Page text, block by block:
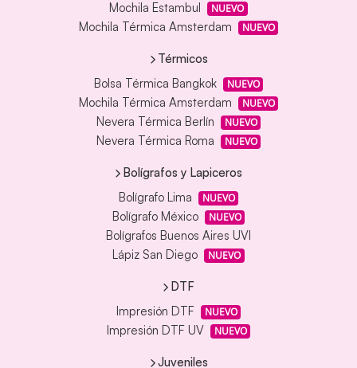
Mochila Estambul NUEVO
Mochila Térmica Amsterdam NUEVO
Térmicos
Bolsa Térmica Bangkok
NUEVO
Mochila Térmica Amsterdam NUEVO
Nevera Térmica Berlín NUEVO
Nevera Térmica Roma NUEVO
Bolígrafos y Lapiceros
Bolígrafo Lima
NUEVO
Bolígrafo México NUEVO
Bolígrafos Buenos Aires UVI
Lápiz San Diego
NUEVO
DTF
Impresión DTF
NUEVO
Impresión DTF UV NUEVO
Juveniles